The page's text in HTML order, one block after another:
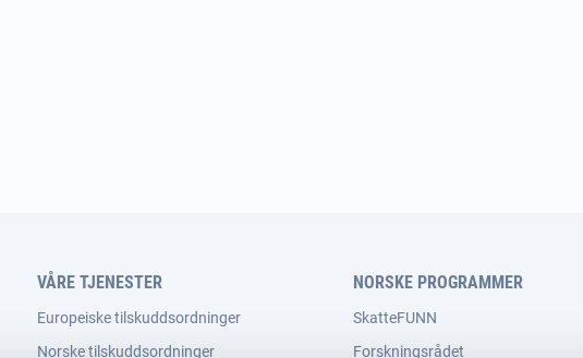
VÅRE TJENESTER
Europeiske tilskuddsordninger
Norske tilskuddsordninger
NORSKE PROGRAMMER
SkatteFUNN
Forskningsrådet